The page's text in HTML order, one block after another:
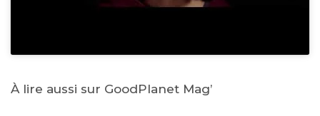
À lire aussi sur GoodPlanet Mag’